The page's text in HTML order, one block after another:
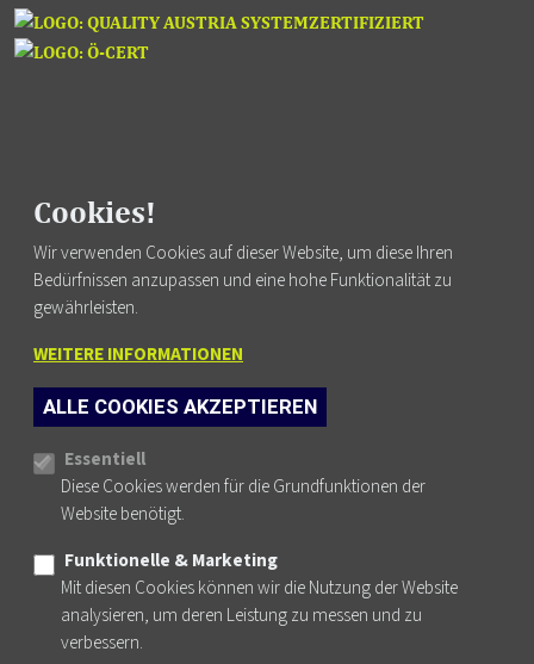
Cookies!
Wir verwenden Cookies auf dieser Website, um diese Ihren
Bedürfnissen anzupassen und eine hohe Funktionalität zu
gewährleisten.
WEITERE INFORMATIONEN
ALLE COOKIES AKZEPTIEREN
Cookie-Einstellungen
Essentiell
Diese Cookies werden für die Grundfunktionen der
Website benötigt.
Funktionelle & Marketing
Mit diesen Cookies können wir die Nutzung der Website
analysieren, um deren Leistung zu messen und zu
verbessern.
Fortbildung finden
FUSSZEILENMENÜ
AGB
DATENSCHUTZ
IMPRESSUM
NEWSLETTER
KONTAKT